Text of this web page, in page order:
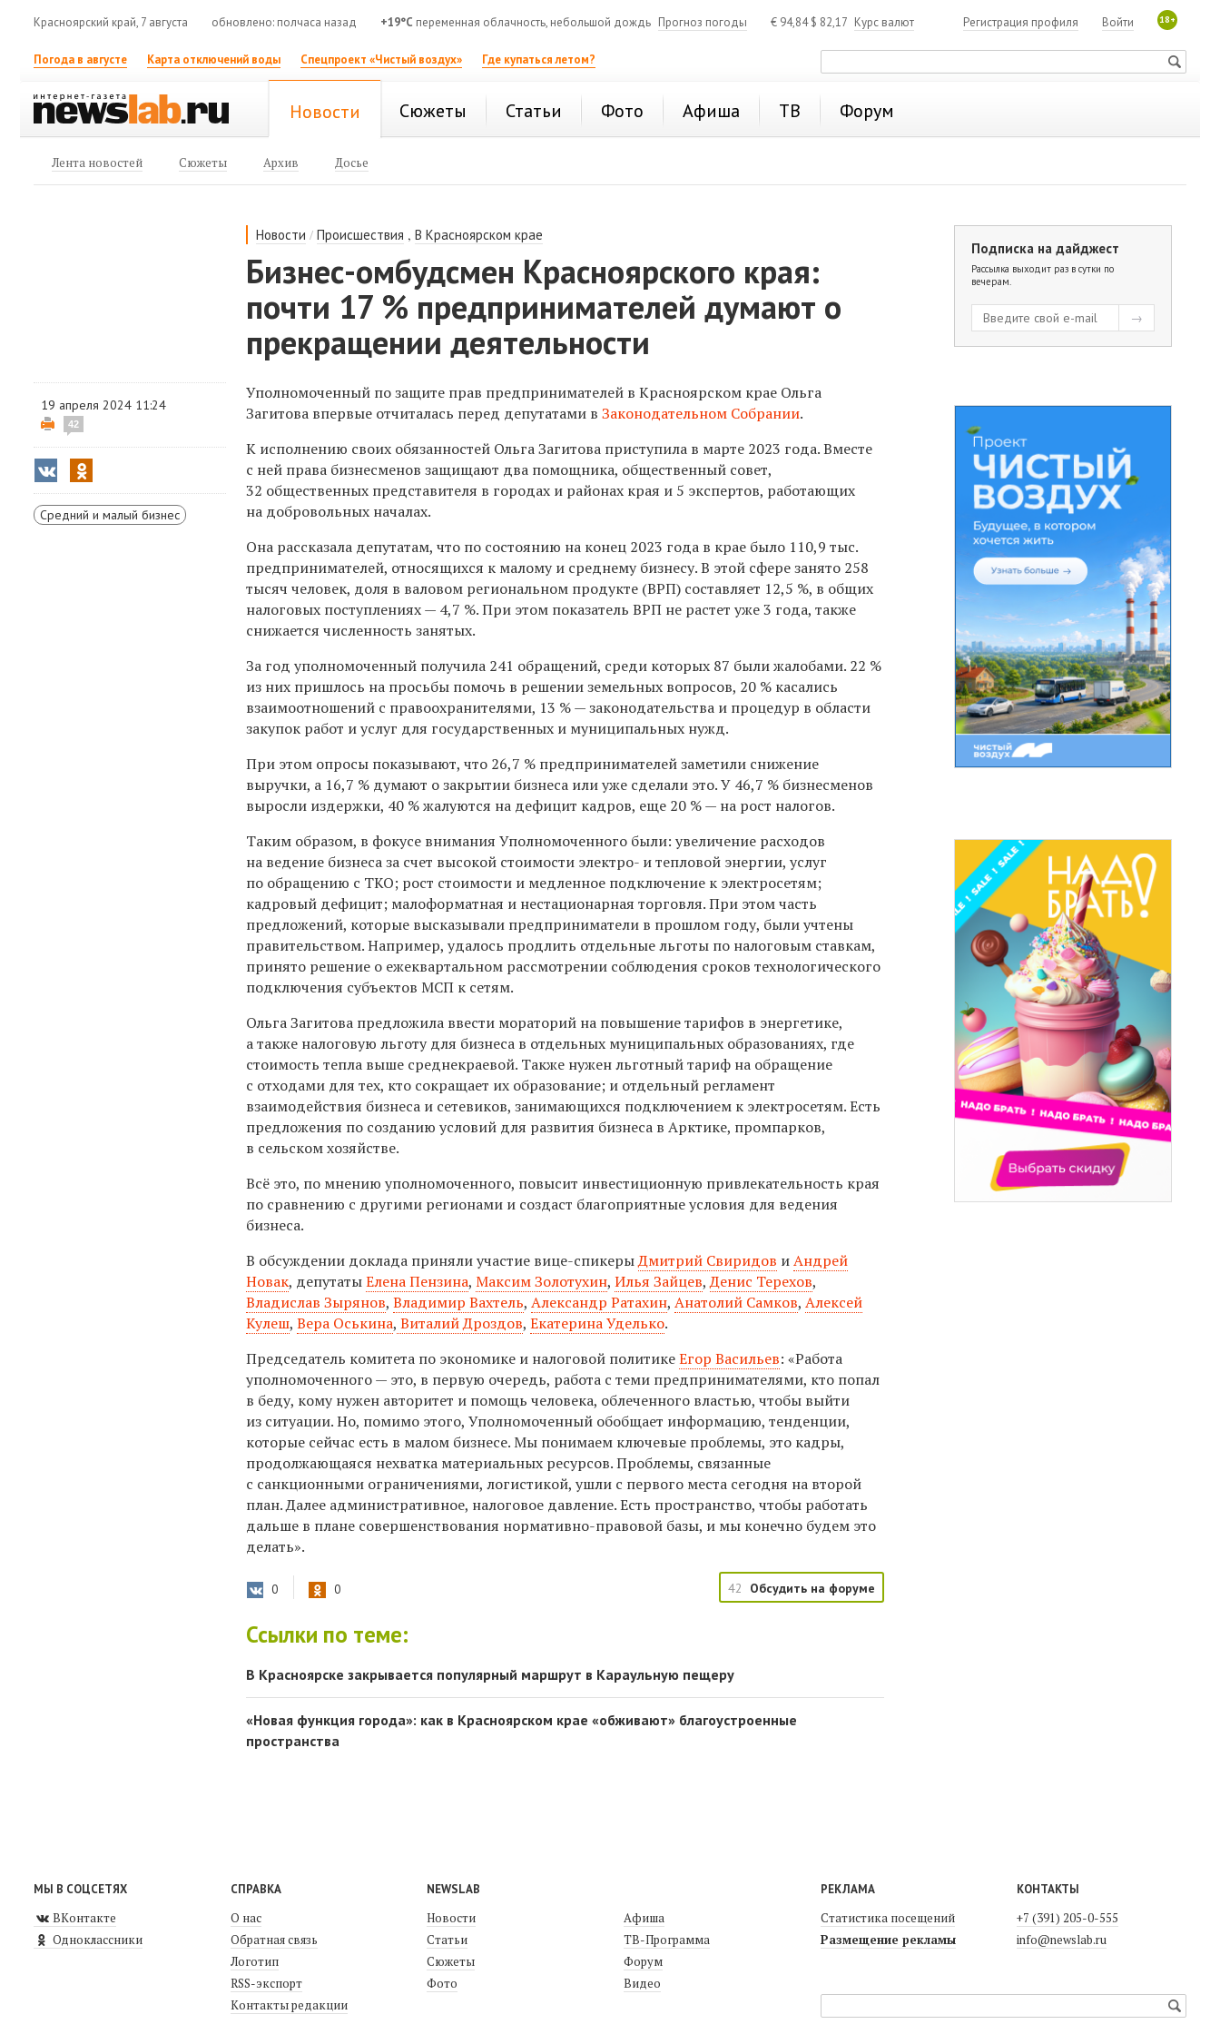
Красноярский край, 7 августа обновлено: полчаса назад +19°C переменная облачность, небольшой дождь Прогноз погоды € 94,84$ 82,17 Курс валют 18+
Войти
Регистрация профиля
Погода в августе Карта отключений воды Спецпроект «Чистый воздух» Где купаться летом?
Новости Сюжеты Статьи Фото Афиша ТВ Форум
Лента новостей Сюжеты Архив Досье
Новости /Происшествия ,В Красноярском крае
Бизнес-омбудсмен Красноярского края:
почти 17 % предпринимателей думают о
прекращении деятельности
19 апреля 2024 11:24
42
Средний и малый бизнес
Уполномоченный по защите прав предпринимателей в Красноярском крае Ольга
Загитова впервые отчиталась перед депутатами вЗаконодательном Собрании.
К исполнению своих обязанностей Ольга Загитова приступила в марте 2023 года. Вместе
с ней права бизнесменов защищают два помощника, общественный совет,
32 общественных представителя в городах и районах края и 5 экспертов, работающих
на добровольных началах.
Она рассказала депутатам, что по состоянию на конец 2023 года в крае было 110,9 тыс.
предпринимателей, относящихся к малому и среднему бизнесу. В этой сфере занято 258
тысяч человек, доля в валовом региональном продукте (ВРП) составляет 12,5 %, в общих
налоговых поступлениях — 4,7 %. При этом показатель ВРП не растет уже 3 года, также
снижается численность занятых.
За год уполномоченный получила 241 обращений, среди которых 87 были жалобами. 22 %
из них пришлось на просьбы помочь в решении земельных вопросов, 20 % касались
взаимоотношений с правоохранителями, 13 % — законодательства и процедур в области
закупок работ и услуг для государственных и муниципальных нужд.
При этом опросы показывают, что 26,7 % предпринимателей заметили снижение
выручки, а 16,7 % думают о закрытии бизнеса или уже сделали это. У 46,7 % бизнесменов
выросли издержки, 40 % жалуются на дефицит кадров, еще 20 % — на рост налогов.
Таким образом, в фокусе внимания Уполномоченного были: увеличение расходов
на ведение бизнеса за счет высокой стоимости электро- и тепловой энергии, услуг
по обращению с ТКО; рост стоимости и медленное подключение к электросетям;
кадровый дефицит; малоформатная и нестационарная торговля. При этом часть
предложений, которые высказывали предприниматели в прошлом году, были учтены
правительством. Например, удалось продлить отдельные льготы по налоговым ставкам,
принято решение о ежеквартальном рассмотрении соблюдения сроков технологического
подключения субъектов МСП к сетям.
Ольга Загитова предложила ввести мораторий на повышение тарифов в энергетике,
а также налоговую льготу для бизнеса в отдельных муниципальных образованиях, где
стоимость тепла выше среднекраевой. Также нужен льготный тариф на обращение
с отходами для тех, кто сокращает их образование; и отдельный регламент
взаимодействия бизнеса и сетевиков, занимающихся подключением к электросетям. Есть
предложения по созданию условий для развития бизнеса в Арктике, промпарков,
в сельском хозяйстве.
Всё это, по мнению уполномоченного, повысит инвестиционную привлекательность края
по сравнению с другими регионами и создаст благоприятные условия для ведения
бизнеса.
В обсуждении доклада приняли участие вице-спикерыДмитрий Свиридов иАндрей
Новак, депутатыЕлена Пензина,Максим Золотухин,Илья Зайцев,Денис Терехов,
Владислав Зырянов,Владимир Вахтель,Александр Ратахин,Анатолий Самков,Алексей
Кулеш,Вера Оськина, Виталий Дроздов,Екатерина Уделько.
Председатель комитета по экономике и налоговой политикеЕгор Васильев: «Работа
уполномоченного — это, в первую очередь, работа с теми предпринимателями, кто попал
в беду, кому нужен авторитет и помощь человека, облеченного властью, чтобы выйти
из ситуации. Но, помимо этого, Уполномоченный обобщает информацию, тенденции,
которые сейчас есть в малом бизнесе. Мы понимаем ключевые проблемы, это кадры,
продолжающаяся нехватка материальных ресурсов. Проблемы, связанные
с санкционными ограничениями, логистикой, ушли с первого места сегодня на второй
план. Далее административное, налоговое давление. Есть пространство, чтобы работать
дальше в плане совершенствования нормативно-правовой базы, и мы конечно будем это
делать».
0 0 42 Обсудить на форуме
Ссылки по теме:
В Красноярске закрывается популярный маршрут в Караульную пещеру
«Новая функция города»: как в Красноярском крае «обживают» благоустроенные
пространства
Подписка на дайджест
Рассылка выходит раз в сутки по
вечерам.
МЫ В СОЦСЕТЯХ
ВКонтакте
Одноклассники
СПРАВКА
О нас
Обратная связь
Логотип
RSS-экспорт
Контакты редакции
NEWSLAB
Новости
Статьи
Сюжеты
Фото
Афиша
ТВ-Программа
Форум
Видео
РЕКЛАМА
Статистика посещений
Размещение рекламы
КОНТАКТЫ
+7 (391) 205-0-555
info@newslab.ru